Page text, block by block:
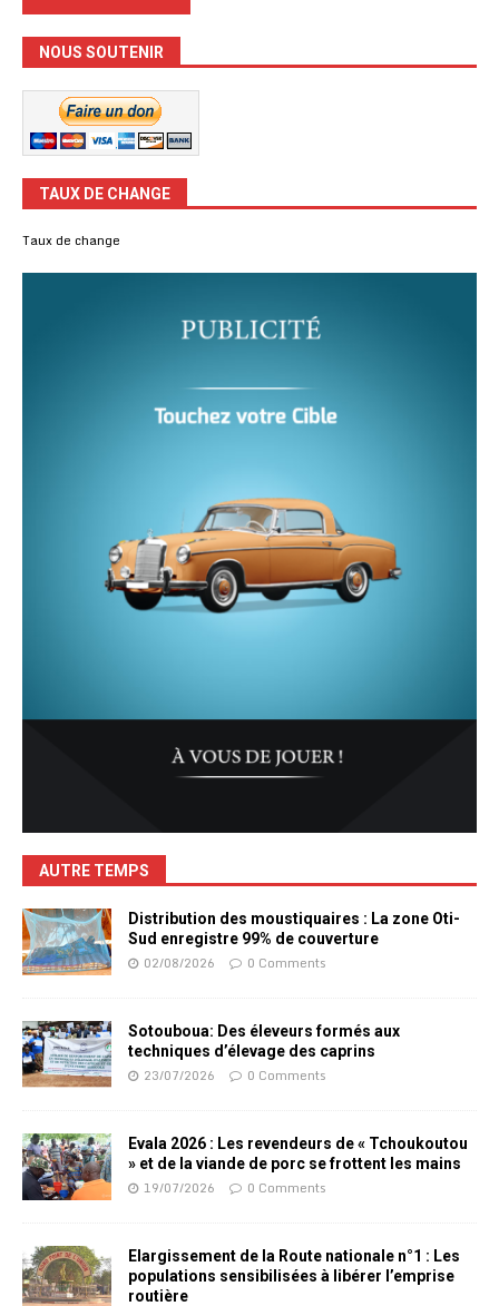
NOUS SOUTENIR
TAUX DE CHANGE
Taux de change
AUTRE TEMPS
Distribution des moustiquaires : La zone Oti-
Sud enregistre 99% de couverture
02/08/2026 0 Comments
Sotouboua: Des éleveurs formés aux
techniques d’élevage des caprins
23/07/2026 0 Comments
Evala 2026 : Les revendeurs de « Tchoukoutou
» et de la viande de porc se frottent les mains
19/07/2026 0 Comments
Elargissement de la Route nationale n°1 : Les
populations sensibilisées à libérer l’emprise
routière